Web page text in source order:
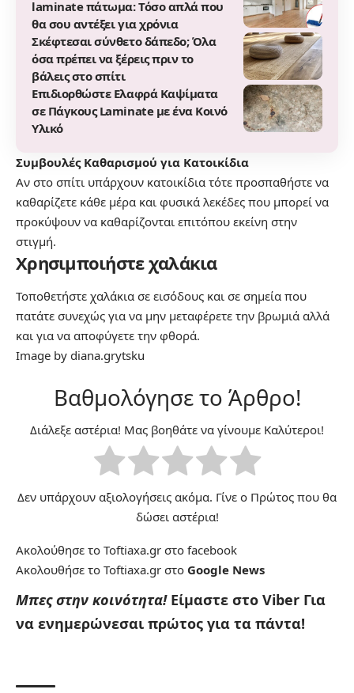
laminate πάτωμα: Τόσο απλά που
θα σου αντέξει για χρόνια
Σκέφτεσαι σύνθετο δάπεδο; Όλα
όσα πρέπει να ξέρεις πριν το
βάλεις στο σπίτι
Επιδιορθώστε Ελαφρά Καψίματα
σε Πάγκους Laminate με ένα Κοινό
Υλικό
Συμβουλές Καθαρισμού για Κατοικίδια
Αν στο σπίτι υπάρχουν κατοικίδια τότε προσπαθήστε να
καθαρίζετε κάθε μέρα και φυσικά λεκέδες που μπορεί να
προκύψουν να καθαρίζονται επιτόπου εκείνη στην
στιγμή.
Χρησιμποιήστε χαλάκια
Τοποθετήστε χαλάκια σε εισόδους και σε σημεία που
πατάτε συνεχώς για να μην μεταφέρετε την βρωμιά αλλά
και για να αποφύγετε την φθορά.
Image by diana.grytsku
Βαθμολόγησε το Άρθρο!
Διάλεξε αστέρια! Μας βοηθάτε να γίνουμε Καλύτεροι!
Δεν υπάρχουν αξιολογήσεις ακόμα. Γίνε ο Πρώτος που θα
δώσει αστέρια!
Ακολούθησε το Toftiaxa.gr στο facebook
Ακολουθήσε το Toftiaxa.gr στο Google News
Μπες στην κοινότητα! Είμαστε στο Viber Για
να ενημερώνεσαι πρώτος για τα πάντα!